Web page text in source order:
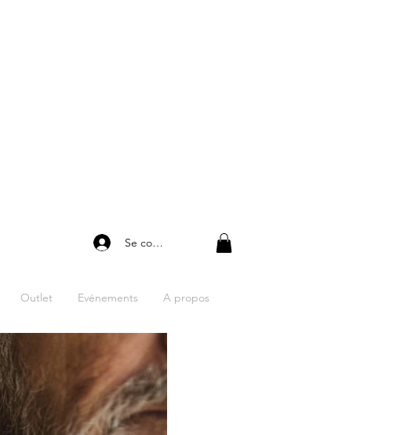
Se connecter
Outlet Evénements A propos